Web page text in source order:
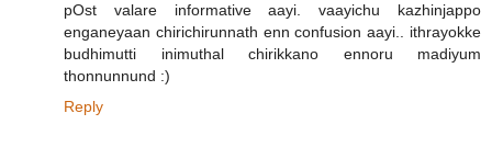
pOst valare informative aayi. vaayichu kazhinjappo
enganeyaan chirichirunnath enn confusion aayi.. ithrayokke
budhimutti inimuthal chirikkano ennoru madiyum
thonnunnund :)
Reply